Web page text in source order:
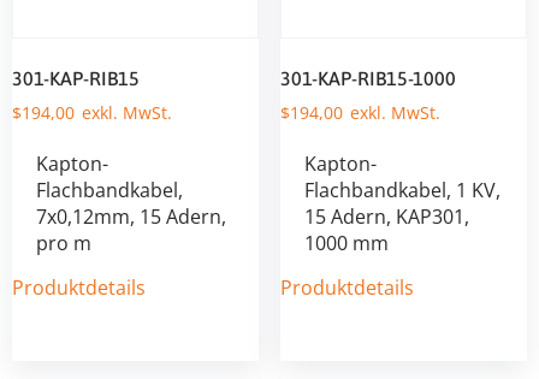
301-KAP-RIB15
$194,00
Kapton-
Flachbandkabel,
7x0,12mm, 15 Adern,
pro m
Produktdetails
301-KAP-RIB15-1000
$194,00
Kapton-
Flachbandkabel, 1 KV,
15 Adern, KAP301,
1000 mm
Produktdetails